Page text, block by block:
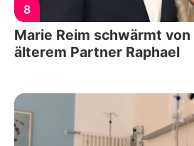
8
Marie Reim schwärmt
älterem Partner Raphael